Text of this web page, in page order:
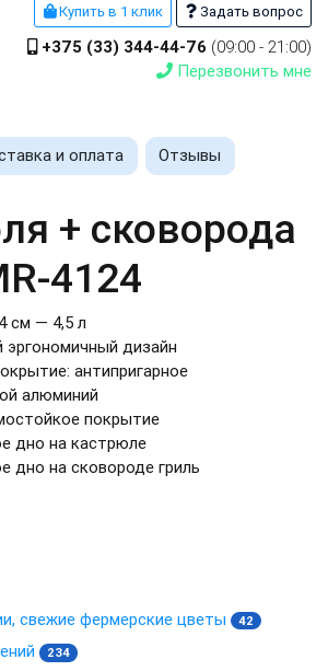
Купить в 1 клик Задать вопрос
+375 (33) 344-44-76 (09:00 - 21:00)
Перезвонить мне
и оплата Отзывы
+ сковорода
4124
см — 4,5 л
дизайн
антипригарное
алюминий
покрытие
дно на кастрюле
дно на сковороде гриль
свежие фермерские цветы 42
234